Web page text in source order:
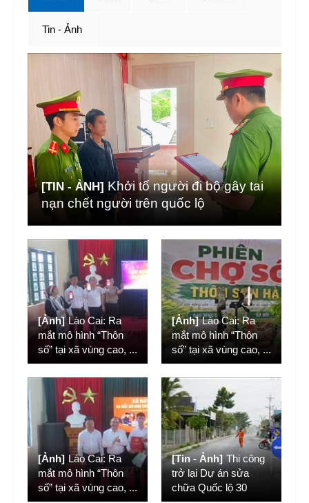
[TIN - ẢNH] Khởi tố người đi bộ gây tai
nạn chết người trên quốc lộ
[Ảnh] Lào Cai: Ra
mắt mô hình “Thôn
số” tại xã vùng cao, ...
[Ảnh] Lào Cai: Ra
mắt mô hình “Thôn
số” tại xã vùng cao, ...
[Ảnh] Lào Cai: Ra
mắt mô hình “Thôn
số” tại xã vùng cao, ...
[Tin - Ảnh] Thi công
trở lại Dự án sửa
chữa Quốc lộ 30
Tin - Ảnh